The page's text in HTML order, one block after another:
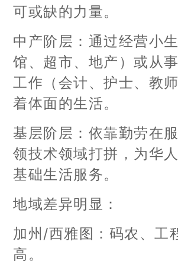
可或缺的力量。
中产阶层：通过经营小
馆、超市、地产）或从
工作（会计、护士、教
着体面的生活。
基层阶层：依靠勤劳在
领技术领域打拼，为华
基础生活服务。
地域差异明显：
加州/西雅图：码农、工
高。